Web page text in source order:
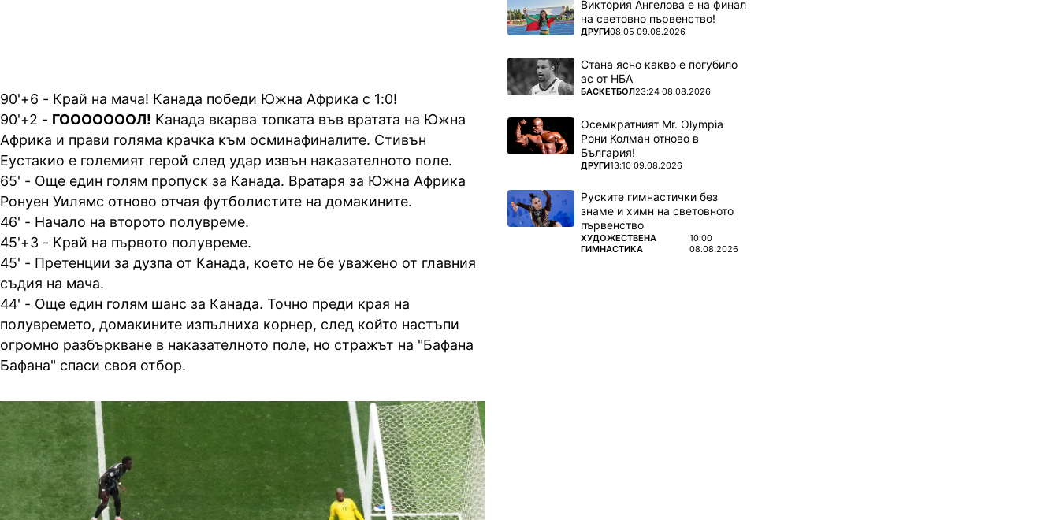
90'+6 - Край на мача! Канада победи Южна Африка с 1:0!
90'+2 - ГОООООООЛ! Канада вкарва топката във вратата на Южна
Африка и прави голяма крачка към осминафиналите. Стивън
Еустакио е големият герой след удар извън наказателното поле.
65' - Още един голям пропуск за Канада. Вратаря за Южна Африка
Ронуен Уилямс отново отчая футболистите на домакините.
46' - Начало на второто полувреме.
45'+3 - Край на първото полувреме.
45' - Претенции за дузпа от Канада, което не бе уважено от главния
съдия на мача.
44' - Още един голям шанс за Канада. Точно преди края на
полувремето, домакините изпълниха корнер, след който настъпи
огромно разбъркване в наказателното поле, но стражът на "Бафана
Бафана" спаси своя отбор.
Виктория Ангелова е на финал
на световно първенство!
ПОВЕЧЕ ОТ
ДРУГИ08:05 09.08.2026
Стана ясно какво е погубило
ас от НБА
ПОВЕЧЕ ОТ
БАСКЕТБОЛ23:24 08.08.2026
Осемкратният Mr. Olympia
Рони Колман отново в
България!
ПОВЕЧЕ ОТ
ДРУГИ13:10 09.08.2026
Руските гимнастички без
знаме и химн на световното
първенство
ПОВЕЧЕ ОТ
ХУДОЖЕСТВЕНА
ГИМНАСТИКА
10:00
08.08.2026